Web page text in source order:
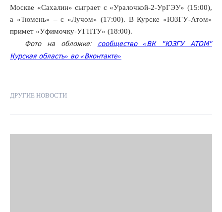
Москве «Сахалин» сыграет с «Уралочкой-2-УрГЭУ» (15:00),
а «Тюмень» – с «Лучом» (17:00). В Курске «ЮЗГУ-Атом»
примет «Уфимочку-УГНТУ» (18:00).
Фото на обложке: сообщество «ВК "ЮЗГУ АТОМ"
Курская область» во «Вконтакте»
ДРУГИЕ НОВОСТИ